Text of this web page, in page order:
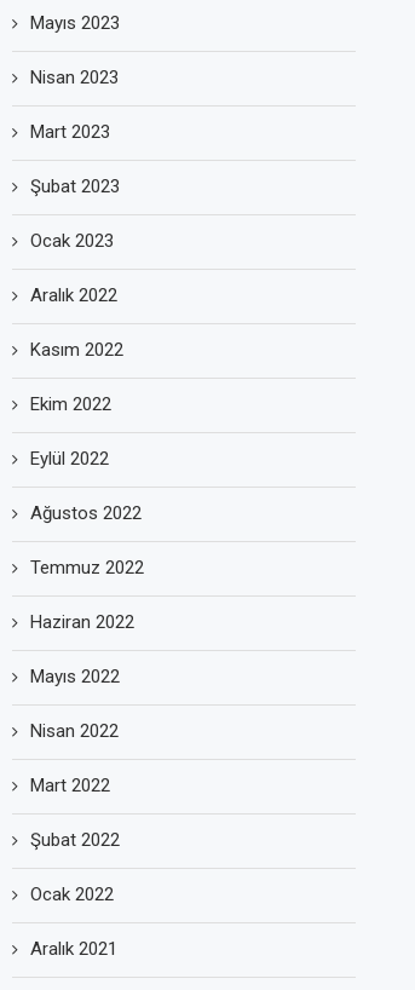
Mayıs 2023
Nisan 2023
Mart 2023
Şubat 2023
Ocak 2023
Aralık 2022
Kasım 2022
Ekim 2022
Eylül 2022
Ağustos 2022
Temmuz 2022
Haziran 2022
Mayıs 2022
Nisan 2022
Mart 2022
Şubat 2022
Ocak 2022
Aralık 2021